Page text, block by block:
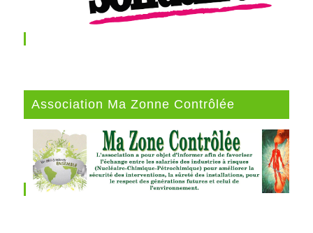
Association Ma Zonne Contrôlée